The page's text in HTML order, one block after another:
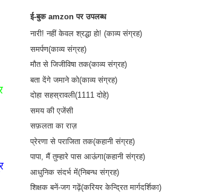
ई-बुक amzon पर उपलब्ध
नारी! नहीं केवल श्रद्धा हो! (काव्य संग्रह)
समर्पण(काव्य संग्रह)
मौत से जिजीविषा तक(काव्य संग्रह)
बता देंगे जमाने को(काव्य संग्रह)
दोहा सहस्रावली(1111 दोहे)
समय की एजेंसी
सफ़लता का राज़
प्रेरणा से पराजिता तक(कहानी संग्रह)
पापा, मैं तुम्हारे पास आऊंगा(कहानी संग्रह)
आधुनिक संदर्भ में(निबन्ध संग्रह)
शिक्षक बनें-जग गढ़ें(करियर केन्द्रित मार्गदर्शिका)